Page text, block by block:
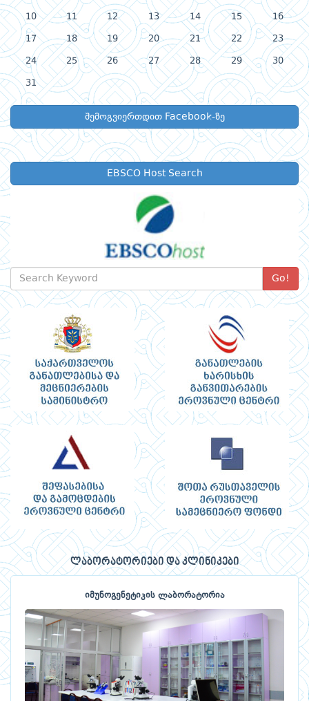
10 11 12 13 14 15 16
17 18 19 20 21 22 23
24 25 26 27 28 29 30
31
შემოგვიერთდით Facebook-ზე
EBSCO Host Search
Go!
ლაბორატორიები და კლინიკები
იმუნოგენეტიკის ლაბორატორია